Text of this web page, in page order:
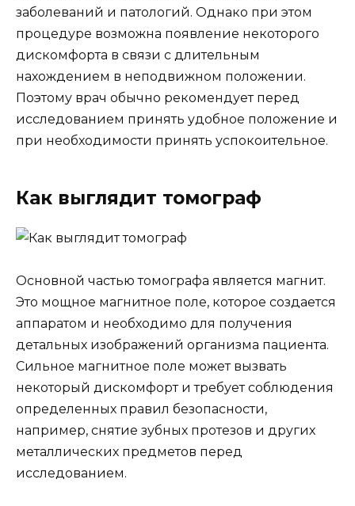
заболеваний и патологий. Однако при этом
процедуре возможна появление некоторого
дискомфорта в связи с длительным
нахождением в неподвижном положении.
Поэтому врач обычно рекомендует перед
исследованием принять удобное положение и
при необходимости принять успокоительное.
Как выглядит томограф
Основной частью томографа является магнит.
Это мощное магнитное поле, которое создается
аппаратом и необходимо для получения
детальных изображений организма пациента.
Сильное магнитное поле может вызвать
некоторый дискомфорт и требует соблюдения
определенных правил безопасности,
например, снятие зубных протезов и других
металлических предметов перед
исследованием.